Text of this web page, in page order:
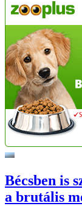
Bécsben is
a brutális